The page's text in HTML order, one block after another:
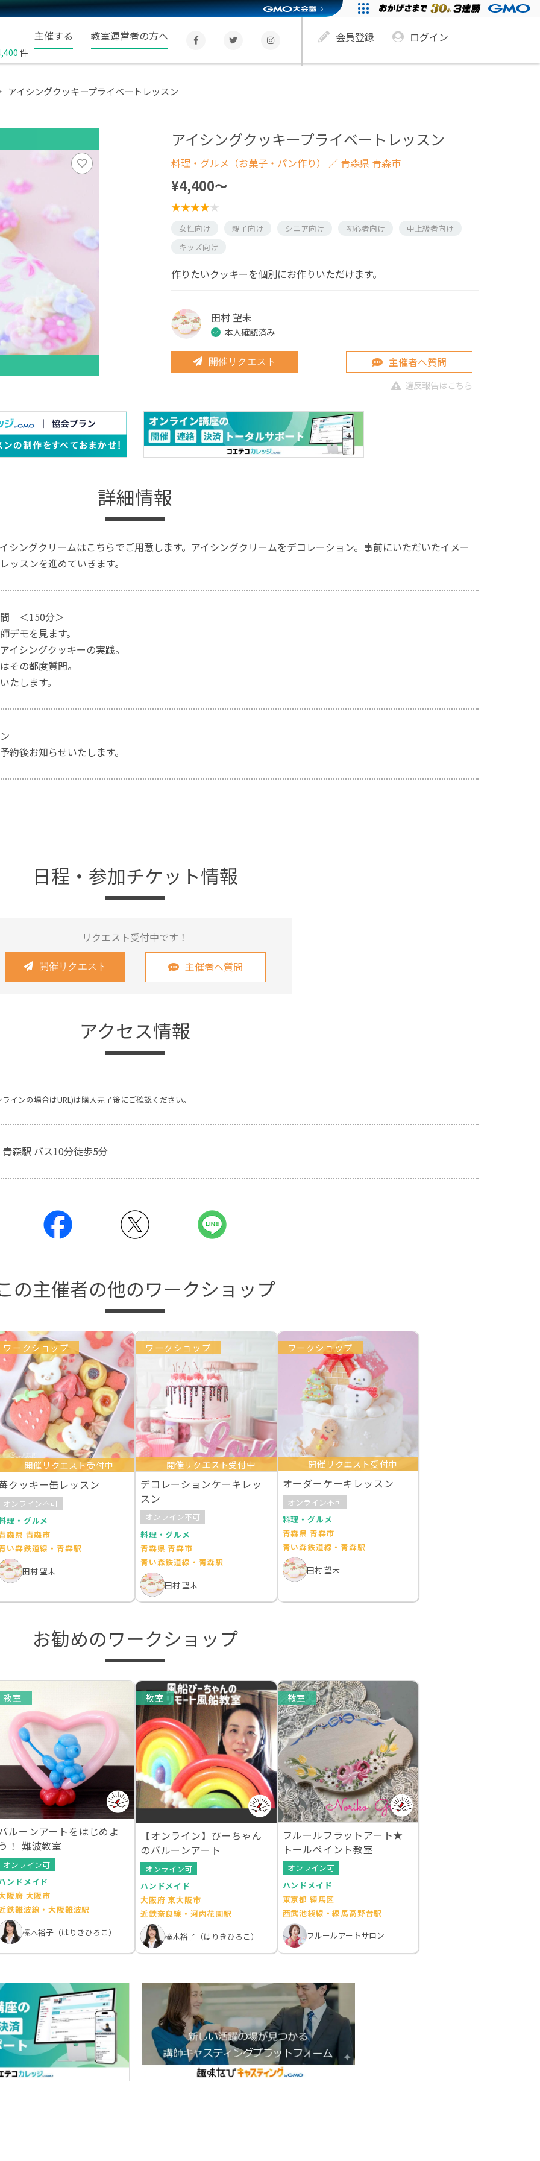
件
主催する 教室運営者の方へ 会員登録 ログイン
アイシングクッキープライベートレッスン
アイシングクッキープライベートレッスン
料理・グルメ（お菓子・パン作り） ／ 青森県 青森市
¥4,400〜
女性向け 親子向け シニア向け 初心者向け
中上級者向け
キッズ向け
作りたいクッキーを個別にお作りいただけます。
田村 望未
本人確認済み
開催リクエスト 主催者へ質問
違反報告はこちら
詳細情報
シングクリームはこちらでご用意します。アイシングクリームをデコレーション。事前にいただいたイメー
ッスンを進めていきます。
＜150分＞
デモを見ます。
イシングクッキーの実践。
その都度質問。
たします。
約後お知らせいたします。
日程・参加チケット情報
リクエスト受付中です！
開催リクエスト 主催者へ質問
アクセス情報
インの場合はURL)は購入完了後にご確認ください。
森駅 バス10分徒歩5分
の主催者の他のワークショップ
ワークショップ
開催リクエスト受付中
クッキー缶レッスン
オンライン不可
理・グルメ
森県 青森市
い森鉄道線・青森駅
田村 望未
ワークショップ
開催リクエスト受付中
デコレーションケーキレッ
スン
オンライン不可
料理・グルメ
青森県 青森市
青い森鉄道線・青森駅
田村 望未
ワークショップ
開催リクエスト受付中
オーダーケーキレッスン
オンライン不可
料理・グルメ
青森県 青森市
青い森鉄道線・青森駅
田村 望未
お勧めのワークショップ
教室
ルーンアートをはじめよ
う！ 難波教室
オンライン可
ンドメイド
阪府 大阪市
鉄難波線・大阪難波駅
榛木裕子（はりきひろこ）
教室
【オンライン】ぴーちゃん
のバルーンアート
オンライン可
ハンドメイド
大阪府 東大阪市
近鉄奈良線・河内花園駅
榛木裕子（はりきひろこ）
教室
フルールフラットアート★
トールペイント教室
オンライン可
ハンドメイド
東京都 練馬区
西武池袋線・練馬高野台駅
フルールアートサロン